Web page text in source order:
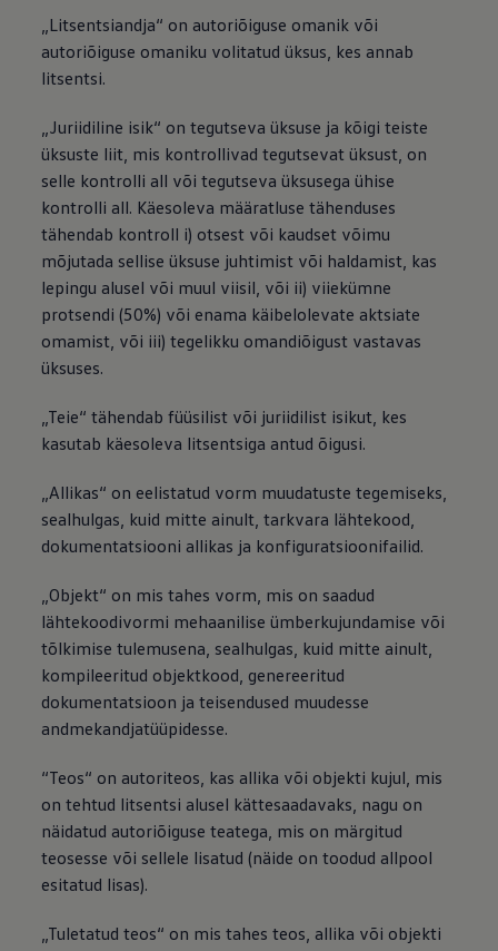
„Litsentsiandja“ on autoriõiguse omanik või
autoriõiguse omaniku volitatud üksus, kes annab
litsentsi.
„Juriidiline isik“ on tegutseva üksuse ja kõigi teiste
üksuste liit, mis kontrollivad tegutsevat üksust, on
selle kontrolli all või tegutseva üksusega ühise
kontrolli all. Käesoleva määratluse tähenduses
tähendab kontroll i) otsest või kaudset võimu
mõjutada sellise üksuse juhtimist või haldamist, kas
lepingu alusel või muul viisil, või ii) viiekümne
protsendi (50%) või enama käibelolevate aktsiate
omamist, või iii) tegelikku omandiõigust vastavas
üksuses.
„Teie“ tähendab füüsilist või juriidilist isikut, kes
kasutab käesoleva litsentsiga antud õigusi.
„Allikas“ on eelistatud vorm muudatuste tegemiseks,
sealhulgas, kuid mitte ainult, tarkvara lähtekood,
dokumentatsiooni allikas ja konfiguratsioonifailid.
„Objekt“ on mis tahes vorm, mis on saadud
lähtekoodivormi mehaanilise ümberkujundamise või
tõlkimise tulemusena, sealhulgas, kuid mitte ainult,
kompileeritud objektkood, genereeritud
dokumentatsioon ja teisendused muudesse
andmekandjatüüpidesse.
“Teos“ on autoriteos, kas allika või objekti kujul, mis
on tehtud litsentsi alusel kättesaadavaks, nagu on
näidatud autoriõiguse teatega, mis on märgitud
teosesse või sellele lisatud (näide on toodud allpool
esitatud lisas).
„Tuletatud teos“ on mis tahes teos, allika või objekti